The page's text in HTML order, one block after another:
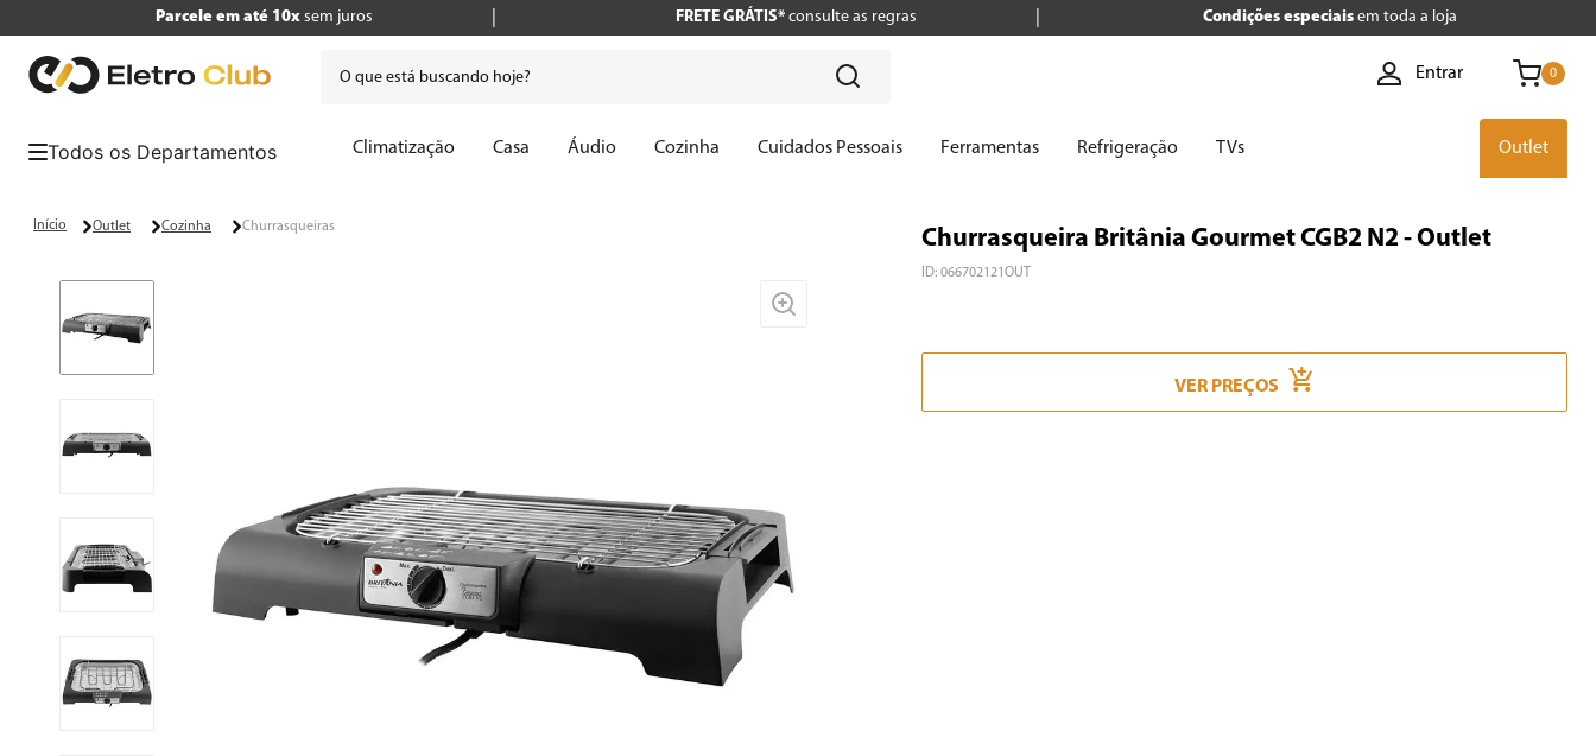
Parcele em até 10xsem juros FRETE GRÁTIS*consulte as regras Condições especiais em toda a loja
Entrar 0
Climatização Casa Áudio Cozinha Cuidados Pessoais Ferramentas Refrigeração TVs Outlet
Outlet Cozinha Churrasqueiras Churrasqueira Britânia Gourmet CGB2 N2 - Outlet
ID: 066702121OUT
VER PREÇOS
8º liquidificador
9º forno
10 º ventilador